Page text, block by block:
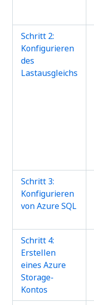
Schritt 2:
Konfigurieren
des
Lastausgleichs
Schritt 3:
Konfigurieren
von Azure SQL
Schritt 4:
Erstellen
eines Azure
Storage-
Kontos